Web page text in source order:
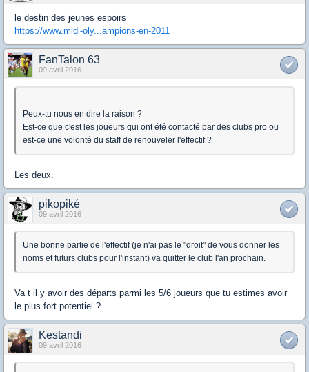
le destin des jeunes espoirs
https://www.midi-oly...ampions-en-2011
FanTalon 63
09 avril 2016
Peux-tu nous en dire la raison ?
Est-ce que c'est les joueurs qui ont été contacté par des clubs pro ou
est-ce une volonté du staff de renouveler l'effectif ?
Les deux.
pikopiké
09 avril 2016
Une bonne partie de l'effectif (je n'ai pas le "droit" de vous donner les
noms et futurs clubs pour l'instant) va quitter le club l'an prochain.
Va t il y avoir des départs parmi les 5/6 joueurs que tu estimes avoir
le plus fort potentiel ?
Kestandi
09 avril 2016